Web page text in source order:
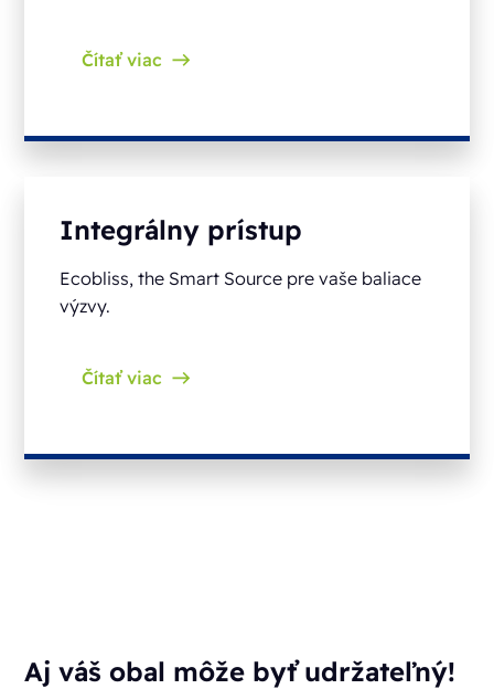
Čítať viac
Integrálny prístup
Ecobliss, the Smart Source pre vaše baliace
výzvy.
Čítať viac
Aj váš obal môže byť udržateľný!